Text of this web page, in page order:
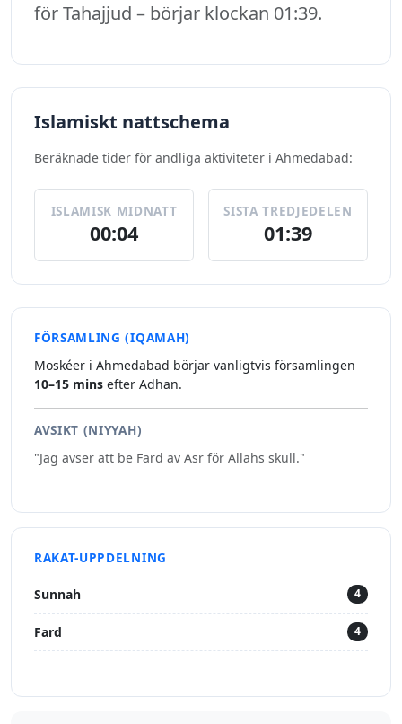
för Tahajjud – börjar klockan 01:39.
Islamiskt nattschema
Beräknade tider för andliga aktiviteter i Ahmedabad:
ISLAMISK MIDNATT
00:04
SISTA TREDJEDELEN
01:39
FÖRSAMLING (IQAMAH)
Moskéer i Ahmedabad börjar vanligtvis församlingen
10–15 mins efter Adhan.
AVSIKT (NIYYAH)
"Jag avser att be Fard av Asr för Allahs skull."
RAKAT-UPPDELNING
Sunnah 4
Fard 4